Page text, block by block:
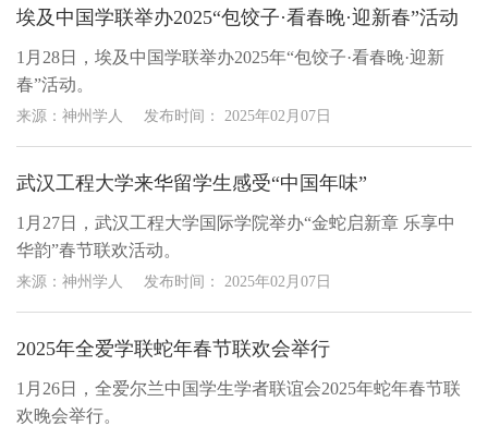
埃及中国学联举办2025“包饺子·看春晚·迎新春”活动
1月28日，埃及中国学联举办2025年“包饺子·看春晚·迎新
春”活动。
来源：神州学人 发布时间： 2025年02月07日
武汉工程大学来华留学生感受“中国年味”
1月27日，武汉工程大学国际学院举办“金蛇启新章 乐享中
华韵”春节联欢活动。
来源：神州学人 发布时间： 2025年02月07日
2025年全爱学联蛇年春节联欢会举行
1月26日，全爱尔兰中国学生学者联谊会2025年蛇年春节联
欢晚会举行。